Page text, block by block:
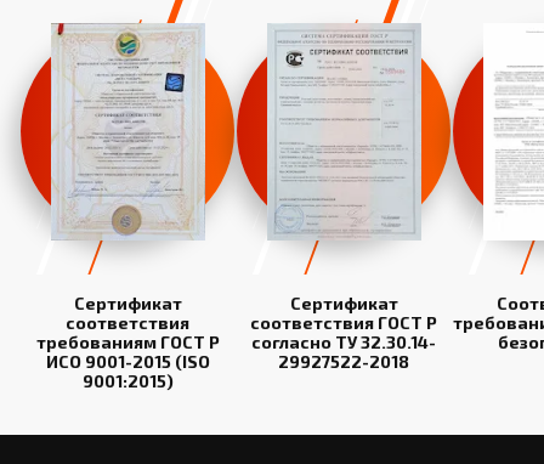
Сертификат
соответствия
требованиям ГОСТ Р
ИСО 9001-2015 (ISO
9001:2015)
Сертификат
соответствия ГОСТ Р
согласно ТУ 32.30.14-
29927522-2018